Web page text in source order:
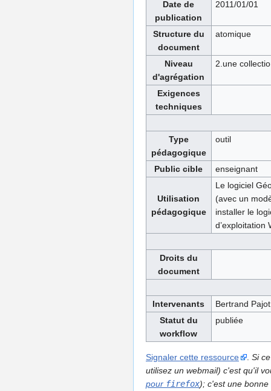
Date de
publication
2011/01/01
Structure du
document
atomique
Niveau
d'agrégation
2.une
Exigences
techniques
Type
pédagogique
outil
Public cible enseignant
Utilisation
pédagogique
Le logiciel
(avec un
installer le
d’exploitation
Droits du
document
Intervenants
Bertrand
Statut du
workflow
publiée
Signaler cette ressource
Si
utilisez un webmail) c'est qu'il
pour firefox); c'est une